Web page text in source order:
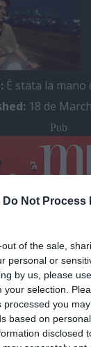
Do Not Process
of the sale,
personal or
by us, please
your selection.
processed you
based on
disclosed
È stata la mano
18 de
Pub
Paolo